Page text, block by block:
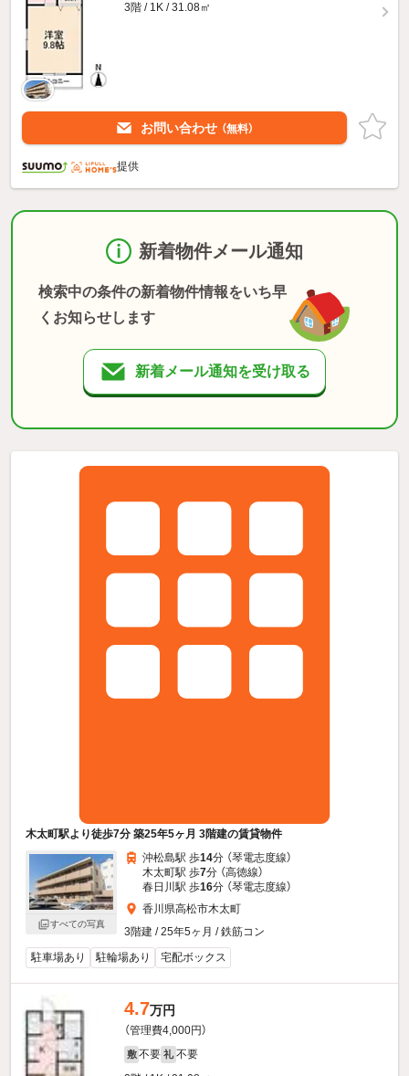
3階 / 1K / 31.08㎡
お問い合わせ （無料）
提供
新着物件メール通知
検索中の条件の新着物件情報をいち早
くお知らせします
新着メール通知を受け取る
木太町駅より徒歩7分 築25年5ヶ月 3階建の賃貸物件
すべての写真
沖松島駅 歩14分 （琴電志度線）
木太町駅 歩7分 （高徳線）
春日川駅 歩16分 （琴電志度線）
香川県高松市木太町
3階建 / 25年5ヶ月 / 鉄筋コン
駐車場あり
駐輪場あり 宅配ボックス
4.7万円
（管理費4,000円）
敷 不要 礼 不要